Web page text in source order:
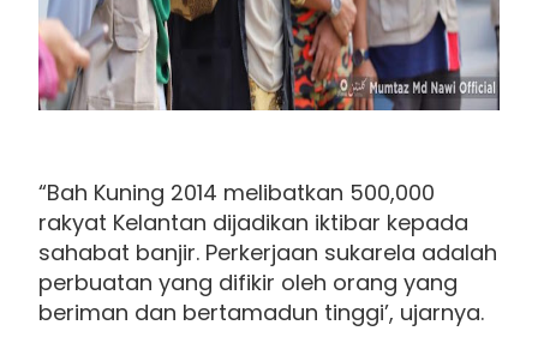
“Bah Kuning 2014 melibatkan 500,000
rakyat Kelantan dijadikan iktibar kepada
sahabat banjir. Perkerjaan sukarela adalah
perbuatan yang difikir oleh orang yang
beriman dan bertamadun tinggi’, ujarnya.